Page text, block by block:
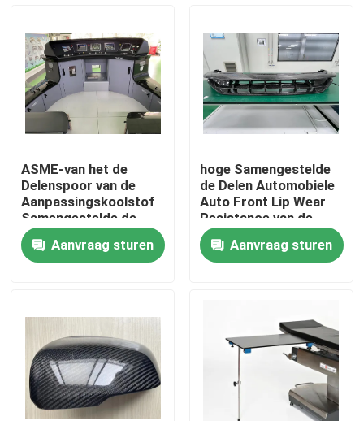
Thuis
Producten
Over ons
Fabriekstocht
ASME-van het de
Delenspoor van de
Aanpassingskoolstof
Samengestelde de
Doorgangsproducten
Aanvraag sturen
hoge Samengestelde
de Delen Automobiele
Auto Front Lip Wear
Resistance van de
duurzaamheidskoolstof
Aanvraag sturen